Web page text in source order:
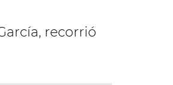
recorrió